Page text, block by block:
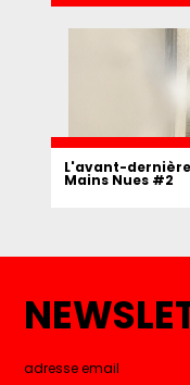
L'avant-
Mains Nues #2